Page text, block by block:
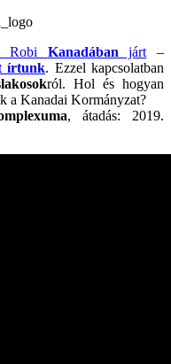
Robi Kanadában járt –
írtunk. Ezzel kapcsolatban
ról. Hol és hogyan
a Kanadai Kormányzat?
, átadás: 2019.